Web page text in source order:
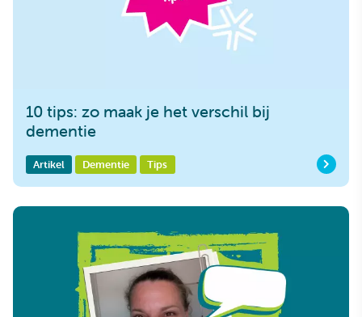
10 tips: zo maak je het verschil bij
dementie
Artikel Dementie Tips